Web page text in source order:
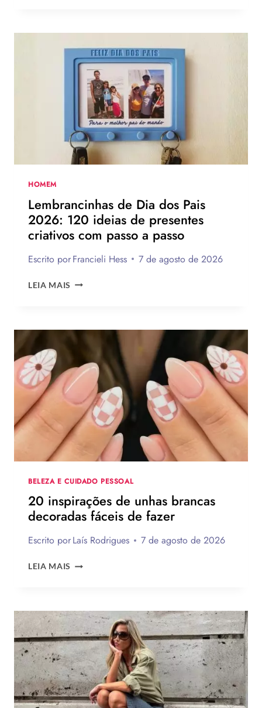
DOS
PAIS:
MAIS
IDEIAS
INSPIRAR
A
MONTAR
PRESENTEAR
OU
HOMEM
Lembrancinhas de Dia dos Pais
2026: 120 ideias de presentes
criativos com passo a passo
Escrito porFrancieli Hess 7 de agosto de 2026
LEIA MAIS LEMBRANCINHAS
PAIS
2026:
IDEIAS
DE
PRESENTES
CRIATIVOS
COM
PASSO
A
BELEZA E CUIDADO PESSOAL
20 inspirações de unhas brancas
decoradas fáceis de fazer
Escrito porLaís Rodrigues 7 de agosto de 2026
LEIA MAIS
BRANCAS
DECORADAS
FÁCEIS
DE
FAZER